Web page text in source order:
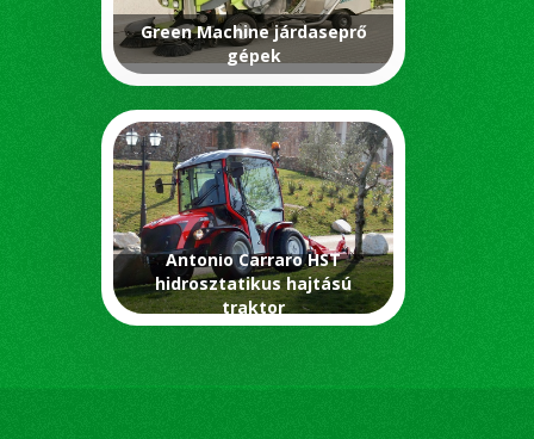
Green Machine járdaseprő
gépek
Antonio Carraro HST
hidrosztatikus hajtású
traktor